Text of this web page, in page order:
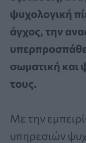
ψυχολογική
άγχος, την
σωματική και
τους.
Με την
υπηρεσιών